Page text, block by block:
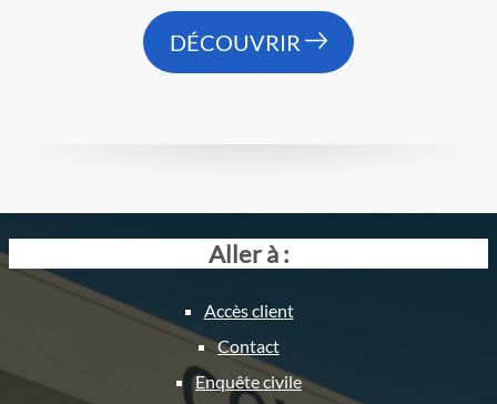
DÉCOUVRIR
Aller à :
Accès client
Contact
Enquête civile